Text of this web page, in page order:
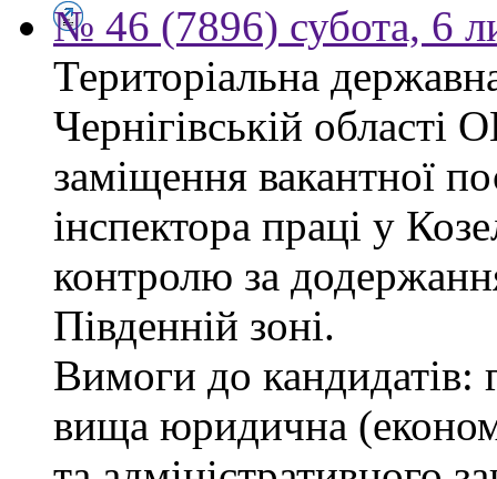
№ 46 (7896) субота, 6
Територіальна
Чернігівській
заміщення вакантної
інспектора праці у
контролю за
Південній зоні.
Вимоги до кандидатів:
вища юридична